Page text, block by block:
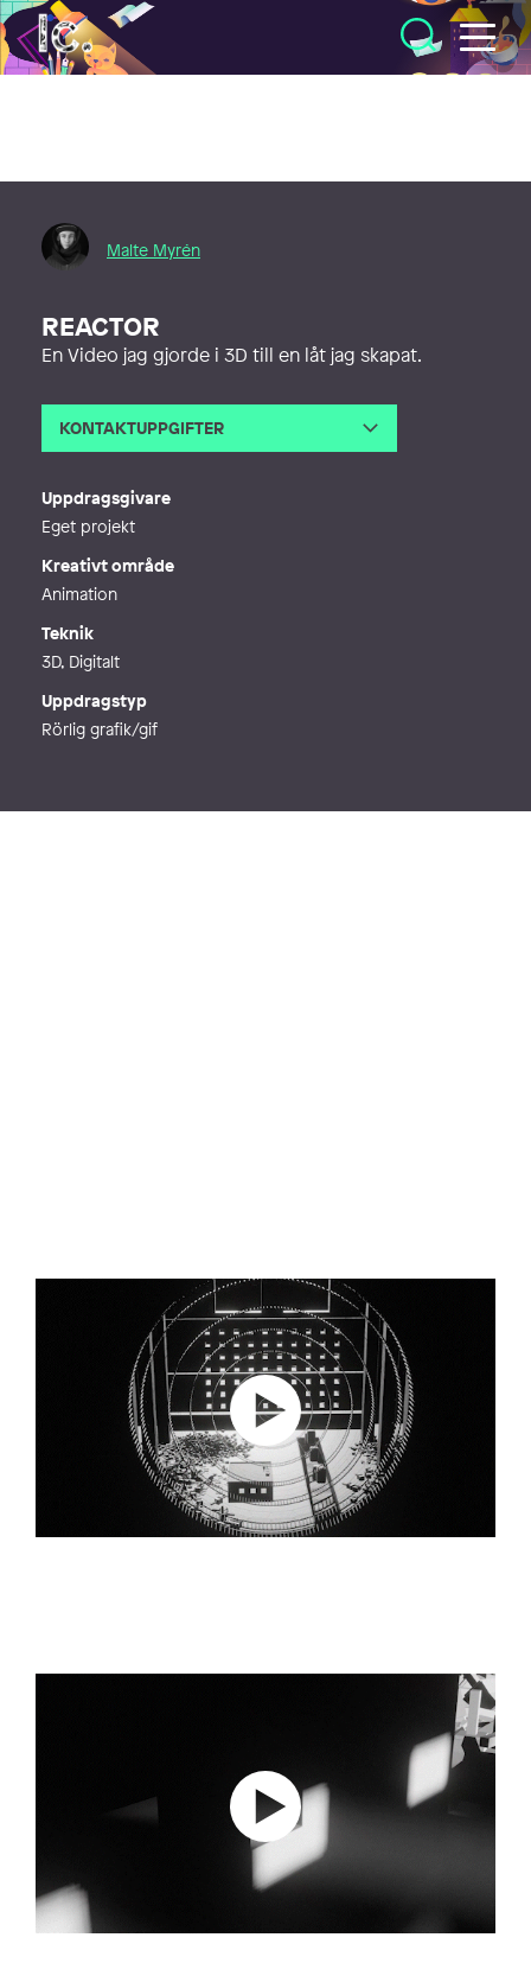
Illustratörcentrum
Malte Myrén
REACTOR
En Video jag gjorde i 3D till en låt jag skapat.
KONTAKTUPPGIFTER
Webb https://maltemyren.com/
Uppdragsgivare
Eget projekt
Kreativt område
Animation
Teknik
3D, Digitalt
Uppdragstyp
Rörlig grafik/gif